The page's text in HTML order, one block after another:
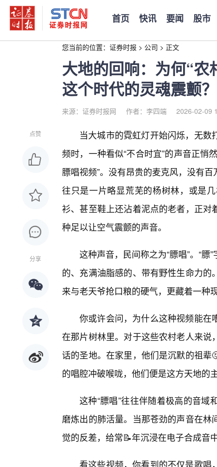
首页 快讯 要闻 股市
您当前的位置： 证券时报 > 公司 > 正文
大地的回响：为何“
这个时代的灵魂震颤？
来源：证券时报网 作者：李四端 2026-02-09
点赞
分享
当大城市的霓虹灯开始闪烁，无
频时，一种看似“不合时宜”的声音正悄
膘唱视频”。没有昂贵的麦克风，没有
往只是一片略显荒芜的杨树林，或是
衫、甚至鞋上还沾着泥点的老者，正
种足以让空气震颤的声音。
这种声音，民间称之为“膘唱”。“
的、充满油脂感的、带有野性生命力
来与老天爷抢口粮的硬气，更藏着一种
你或许会问，为什么这种视频能在
在那片树林里。对于这些农村老人来
话的圣地。在家里，他们是沉默的祖
的唱腔冲破喉咙，他们便是这方天地的
这种“膘唱”往往伴随着极高的音
磨炼出的肺活量。当那苍劲的声音在
觉的反差，给常📝年沉浸在电子合成音
看这些视频，你看到的不仅是歌唱